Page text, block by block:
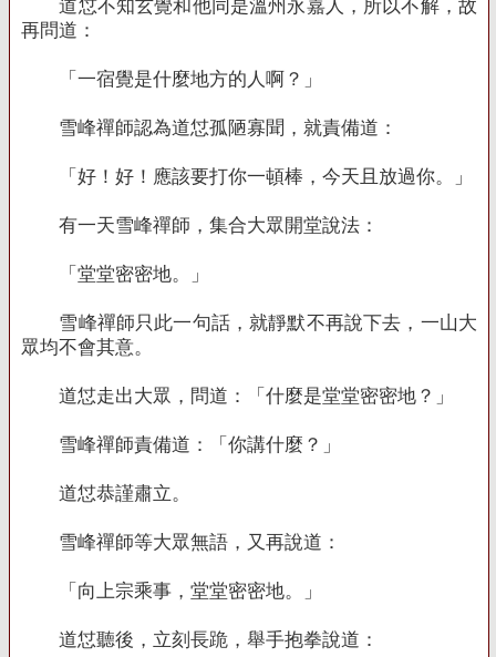
道怤不知玄覺和他同是溫州永嘉人，所以不解，故
再問道：
「一宿覺是什麼地方的人啊？」
雪峰禪師認為道怤孤陋寡聞，就責備道：
「好！好！應該要打你一頓棒，今天且放過你。」
有一天雪峰禪師，集合大眾開堂說法：
「堂堂密密地。」
雪峰禪師只此一句話，就靜默不再說下去，一山大
眾均不會其意。
道怤走出大眾，問道：「什麼是堂堂密密地？」
雪峰禪師責備道：「你講什麼？」
道怤恭謹肅立。
雪峰禪師等大眾無語，又再說道：
「向上宗乘事，堂堂密密地。」
道怤聽後，立刻長跪，舉手抱拳說道：